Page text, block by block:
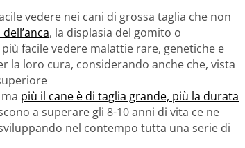
vedere nei cani di grossa taglia che non
, la displasia del gomito o
facile vedere malattie rare, genetiche e
la loro cura, considerando anche che, vista
più il cane è di taglia grande, più la durata
a superare gli 8-10 anni di vita ce ne
nel contempo tutta una serie di